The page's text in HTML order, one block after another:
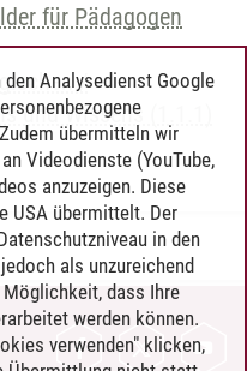
für Pädagogen
/
und Wissens (1.1.1)
Analysedienst Google
übermitteln wir
Videodienste (YouTube,
anzuzeigen. Diese
USA übermittelt. Der
in den
als unzureichend
dass Ihre
werden können.
verwenden" klicken,